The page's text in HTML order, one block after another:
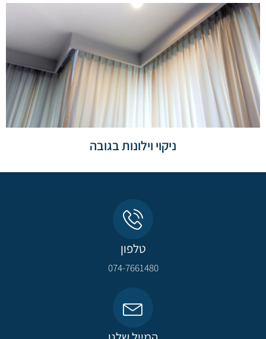
ניקוי וילונות בגובה
טלפון
074-7661480